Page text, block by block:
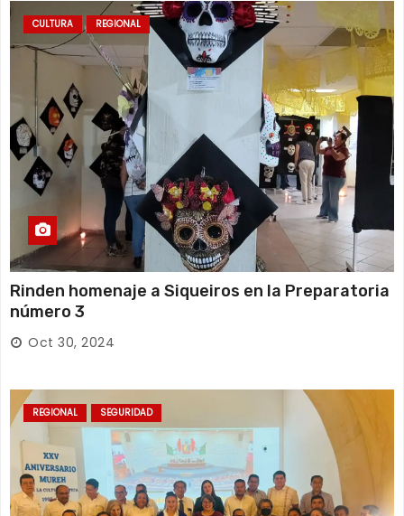
CULTURA REGIONAL
Rinden homenaje a Siqueiros en la Preparatoria
número 3
Oct 30, 2024
REGIONAL SEGURIDAD